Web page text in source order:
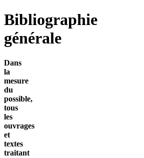
Bibliographie
générale
Dans
la
mesure
du
possible,
tous
les
ouvrages
et
textes
traitant